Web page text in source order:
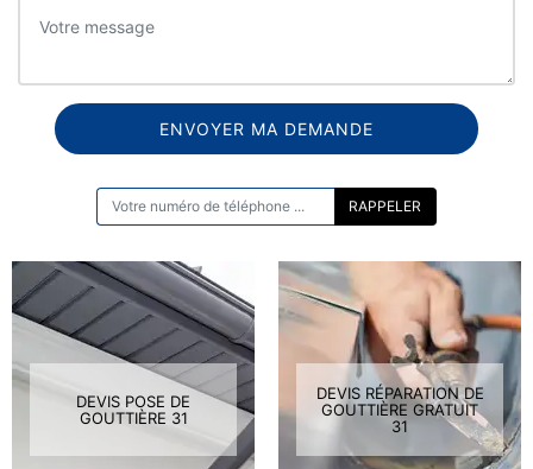
DEVIS POSE DE
GOUTTIÈRE 31
DEVIS RÉPARATION DE
GOUTTIÈRE GRATUIT
31